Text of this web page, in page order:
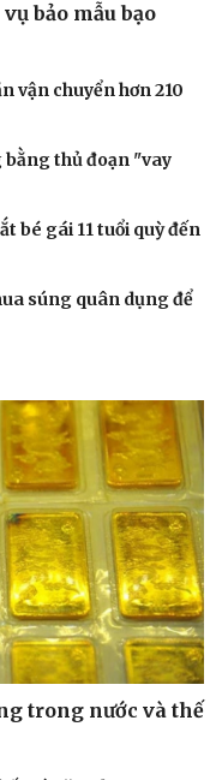
sĩ
bảo mẫu bạo
vận chuyển hơn 210
bằng thủ đoạn "vay
bé gái 11 tuổi quỳ đến
súng quân dụng để
trong nước và thế